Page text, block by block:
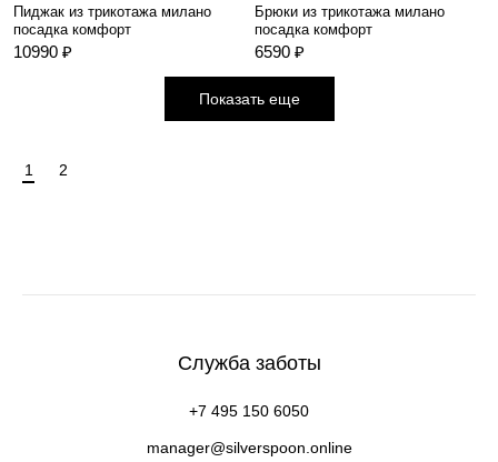
Пиджак из трикотажа милано
посадка комфорт
10990 ₽
Брюки из трикотажа милано
посадка комфорт
6590 ₽
Показать еще
1 2
Служба заботы
+7 495 150 6050
manager@silverspoon.online